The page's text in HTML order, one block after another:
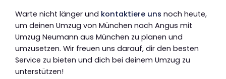
Warte nicht länger und kontaktiere uns noch heute,
um deinen Umzug von München nach Angus mit
Umzug Neumann aus München zu planen und
umzusetzen. Wir freuen uns darauf, dir den besten
Service zu bieten und dich bei deinem Umzug zu
unterstützen!